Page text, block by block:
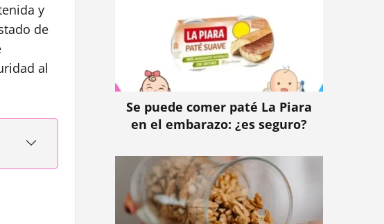
y
de
al
Se puede comer paté La Piara
en el embarazo: ¿es seguro?